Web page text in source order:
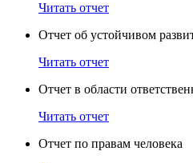
Читать отчет
Отчет об устойчивом
Читать отчет
Отчет в области
Читать отчет
Отчет по правам человека